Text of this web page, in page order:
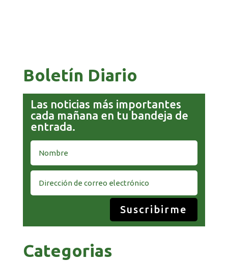
Boletín Diario
Las noticias más importantes
cada mañana en tu bandeja de
entrada.
Suscribirme
Categorias